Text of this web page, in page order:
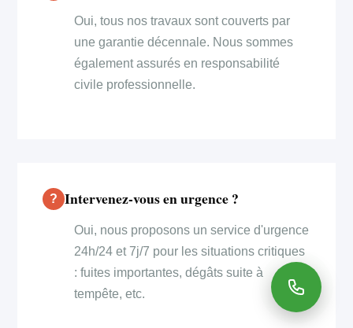
Oui, tous nos travaux sont couverts par
une garantie décennale. Nous sommes
également assurés en responsabilité
civile professionnelle.
Intervenez-vous en urgence ?
Oui, nous proposons un service d'urgence
24h/24 et 7j/7 pour les situations critiques
: fuites importantes, dégâts suite à
tempête, etc.